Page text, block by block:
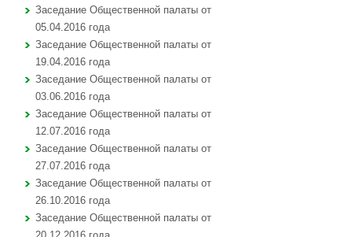
Заседание Общественной палаты от
05.04.2016 года
Заседание Общественной палаты от
19.04.2016 года
Заседание Общественной палаты от
03.06.2016 года
Заседание Общественной палаты от
12.07.2016 года
Заседание Общественной палаты от
27.07.2016 года
Заседание Общественной палаты от
26.10.2016 года
Заседание Общественной палаты от